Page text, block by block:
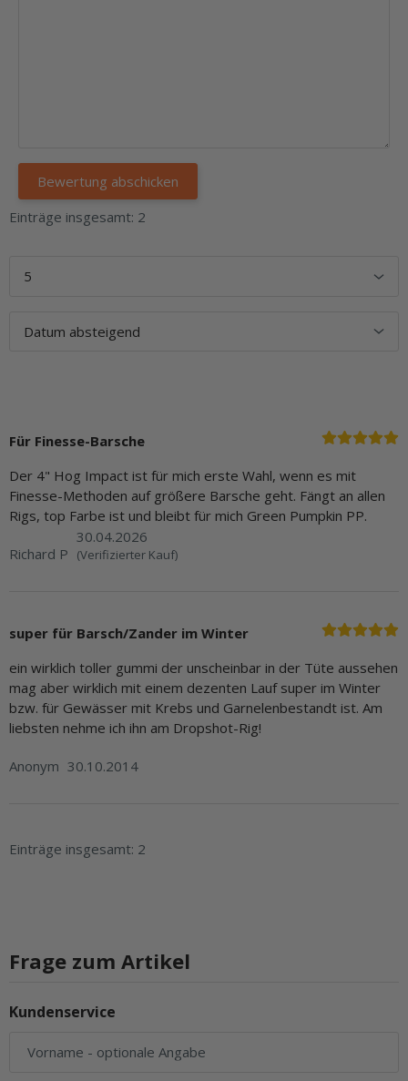
Einträge insgesamt: 2
Für Finesse-Barsche
Der 4" Hog Impact ist für mich erste Wahl, wenn es mit
Finesse-Methoden auf größere Barsche geht. Fängt an allen
Rigs, top Farbe ist und bleibt für mich Green Pumpkin PP.
Richard P
30.04.2026
(Verifizierter Kauf)
super für Barsch/Zander im Winter
ein wirklich toller gummi der unscheinbar in der Tüte aussehen
mag aber wirklich mit einem dezenten Lauf super im Winter
bzw. für Gewässer mit Krebs und Garnelenbestandt ist. Am
liebsten nehme ich ihn am Dropshot-Rig!
Anonym 30.10.2014
Einträge insgesamt: 2
Frage zum Artikel
Kundenservice
Vorname - optionale Angabe